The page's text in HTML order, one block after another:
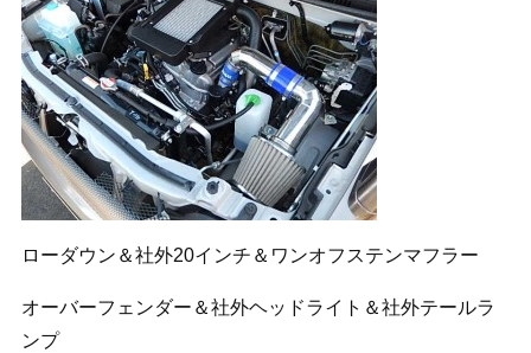
ローダウン＆社外20インチ＆ワンオフステンマフラー
オーバーフェンダー＆社外ヘッドライト＆社外テールラ
ンプ